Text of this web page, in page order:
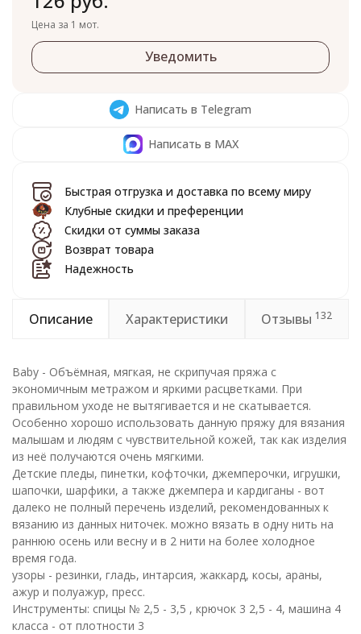
Цена за 1 мот.
Уведомить
Написать в Telegram
Написать в MAX
Быстрая отгрузка и доставка по всему миру
Клубные скидки и преференции
Скидки от суммы заказа
Возврат товара
Надежность
Описание Характеристики Отзывы 132
Baby - Объёмная, мягкая, не скрипучая пряжа с
экономичным метражом и яркими расцветками. При
правильном уходе не вытягивается и не скатывается.
Особенно хорошо использовать данную пряжу для вязания
малышам и людям с чувствительной кожей, так как изделия
из неё получаются очень мягкими.
Детские пледы, пинетки, кофточки, джемперочки, игрушки,
шапочки, шарфики, а также джемпера и кардиганы - вот
далеко не полный перечень изделий, рекомендованных к
вязанию из данных ниточек. можно вязать в одну нить на
раннюю осень или весну и в 2 нити на более холодное
время года.
узоры - резинки, гладь, интарсия, жаккард, косы, араны,
ажур и полуажур, пресс.
Инструменты: спицы № 2,5 - 3,5 , крючок 3 2,5 - 4, машина 4
класса - от плотности 3